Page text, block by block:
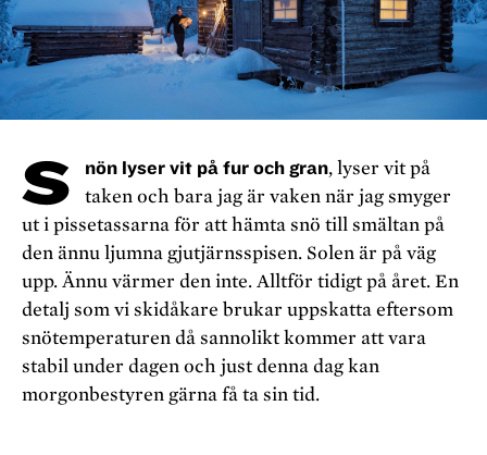
S nön lyser vit på fur och gran, lyser vit på
taken och bara jag är vaken när jag smyger
ut i pissetassarna för att hämta snö till smältan på
den ännu ljumna gjutjärnsspisen. Solen är på väg
upp. Ännu värmer den inte. Alltför tidigt på året. En
detalj som vi skidåkare brukar uppskatta eftersom
snötemperaturen då sannolikt kommer att vara
stabil under dagen och just denna dag kan
morgonbestyren gärna få ta sin tid.